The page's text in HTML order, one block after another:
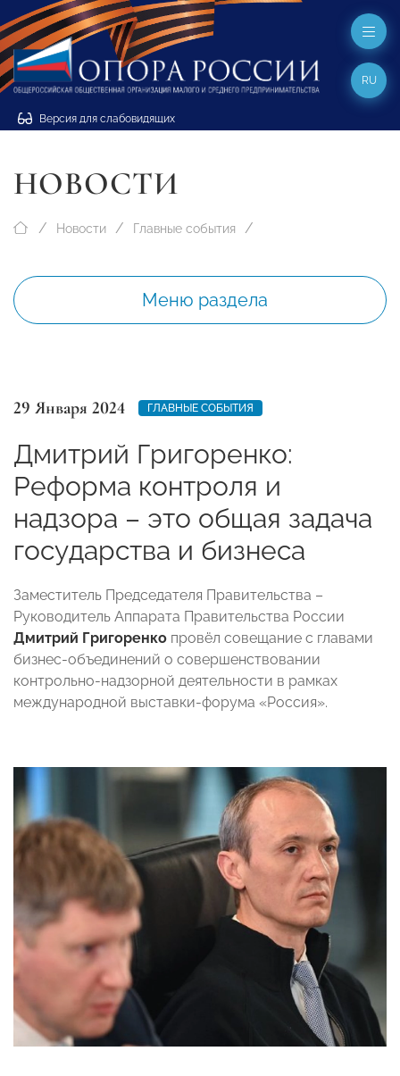
Версия для слабовидящих
RU
НОВОСТИ
Новости Главные события
Меню раздела
29 Января 2024 ГЛАВНЫЕ СОБЫТИЯ
Дмитрий Григоренко:
Реформа контроля и
надзора – это общая задача
государства и бизнеса
Заместитель Председателя Правительства –
Руководитель Аппарата Правительства России
Дмитрий Григоренко провёл совещание с главами
бизнес-объединений о совершенствовании
контрольно-надзорной деятельности в рамках
международной выставки-форума «Россия».